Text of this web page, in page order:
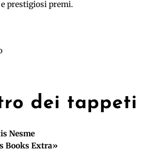
prestigiosi premi.
dei tappeti
Nesme
Books Extra»